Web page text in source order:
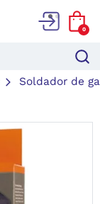
0
Soldador de